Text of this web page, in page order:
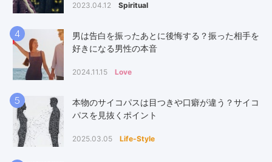
2023.04.12 Spiritual
4
男は告白を振ったあとに後悔する？振った相手を
好きになる男性の本音
2024.11.15 Love
5
本物のサイコパスは目つきや口癖が違う？サイコ
パスを見抜くポイント
2025.03.05 Life-Style